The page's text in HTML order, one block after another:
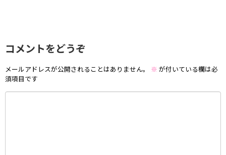
コメントをどうぞ
メールアドレスが公開されることはありません。 ※ が付いている欄は必
須項目です